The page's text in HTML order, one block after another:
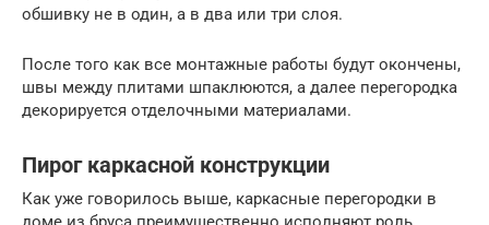
обшивку не в один, а в два или три слоя.
После того как все монтажные работы будут окончены,
швы между плитами шпаклюются, а далее перегородка
декорируется отделочными материалами.
Пирог каркасной конструкции
Как уже говорилось выше, каркасные перегородки в